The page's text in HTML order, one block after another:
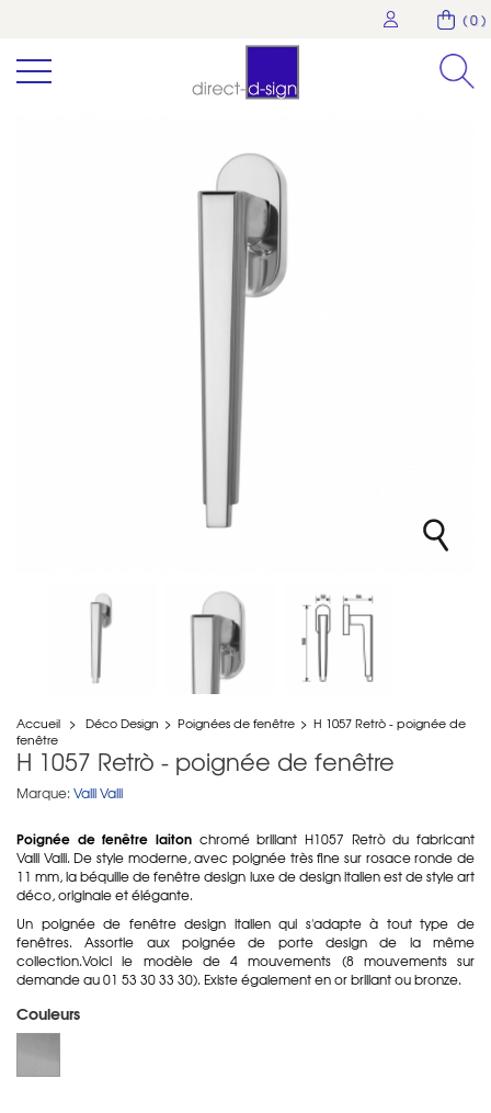
( 0 )
Accueil > Déco Design > Poignées de fenêtre > H 1057 Retrò - poignée de
fenêtre
H 1057 Retrò - poignée de fenêtre
Marque: Valli Valli
Poignée de fenêtre laiton chromé brillant H1057 Retrò du fabricant
Valli Valli. De style moderne, avec poignée très fine sur rosace ronde de
11 mm, la béquille de fenêtre design luxe de design italien est de style art
déco, originale et élégante.
Un poignée de fenêtre design italien qui s'adapte à tout type de
fenêtres. Assortie aux poignée de porte design de la même
collection.Voici le modèle de 4 mouvements (8 mouvements sur
demande au 01 53 30 33 30). Existe également en or brillant ou bronze.
Couleurs